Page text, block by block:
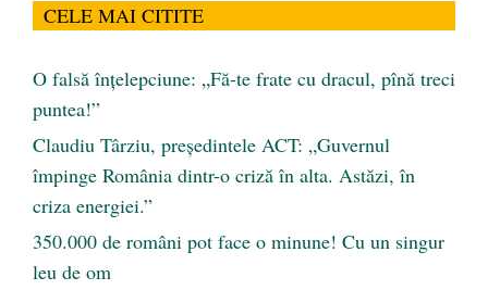
CELE MAI CITITE
O falsă înțelepciune: „Fă-te frate cu dracul, pînă treci
puntea!”
Claudiu Târziu, președintele ACT: „Guvernul
împinge România dintr-o criză în alta. Astăzi, în
criza energiei.”
350.000 de români pot face o minune! Cu un singur
leu de om